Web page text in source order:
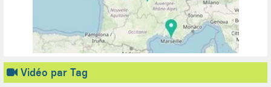
Vidéo par Tag